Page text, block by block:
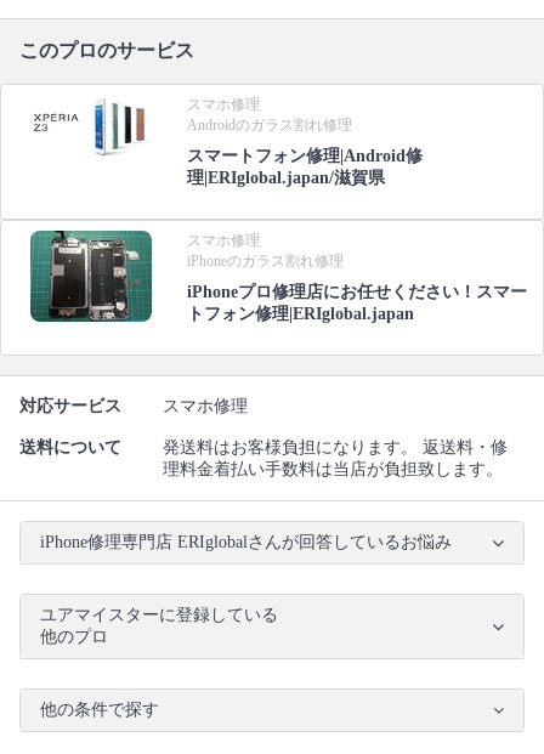
このプロのサービス
スマホ修理
Androidのガラス割れ修理
スマートフォン修理|Android修
理|ERIglobal.japan/滋賀県
スマホ修理
iPhoneのガラス割れ修理
iPhoneプロ修理店にお任せください！スマー
トフォン修理|ERIglobal.japan
対応サービス スマホ修理
送料について
発送料はお客様負担になります。 返送料・修
理料金着払い手数料は当店が負担致します。
iPhone修理専門店 ERIglobalさんが回答しているお悩み
ユアマイスターに登録している
他のプロ
他の条件で探す